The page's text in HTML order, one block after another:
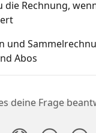
die Rechnung,
und
Abos
deine Frage